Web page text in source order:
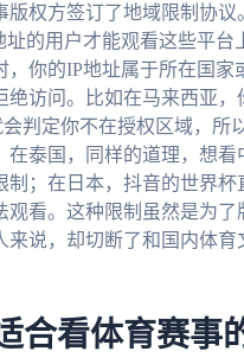
版权方签订了地域限制协议
址的用户才能观看这些平台
，你的IP地址属于所在国家
绝访问。比如在马来西亚，
判定你不在授权区域，所
在泰国，同样的道理，想看
制；在日本，抖音的世界杯
观看。这种限制虽然是为了
来说，却切断了和国内体育
合看体育赛事